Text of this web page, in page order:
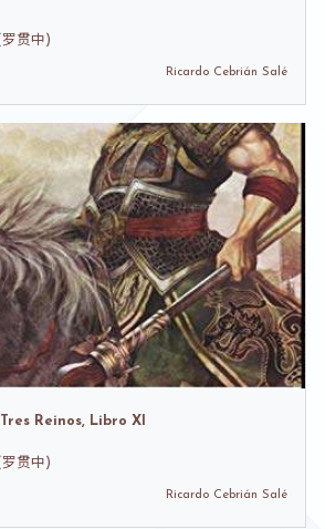
贯中)
Ricardo Cebrián Salé
Reinos, Libro XI
贯中)
Ricardo Cebrián Salé